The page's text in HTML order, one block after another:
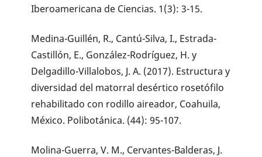
Iberoamericana de Ciencias. 1(3): 3-15.
Medina-Guillén, R., Cantú-Silva, I., Estrada-
Castillón, E., González-Rodríguez, H. y
Delgadillo-Villalobos, J. A. (2017). Estructura y
diversidad del matorral desértico rosetófilo
rehabilitado con rodillo aireador, Coahuila,
México. Polibotánica. (44): 95-107.
Molina-Guerra, V. M., Cervantes-Balderas, J.